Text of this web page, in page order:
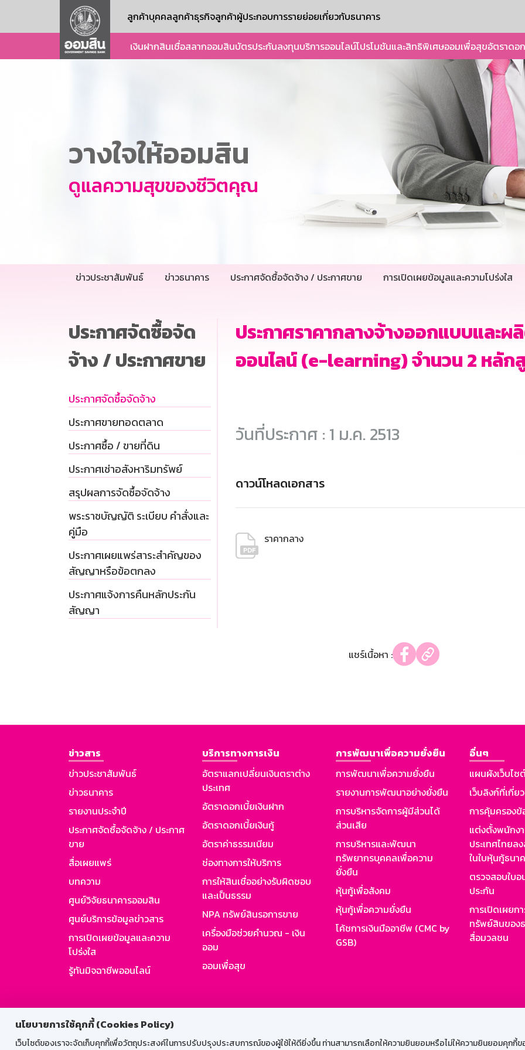
นโยบายการใช้คุกกี้ (Cookies Policy)
เว็บไซต์ของเราจะจัดเก็บคุกกี้เพื่อวัตถุประสงค์ในการปรับปรุงประสบการณ์ของผู้ใช้ให้ดียิ่งขึ้น ท่านสามารถเลือกให้ความยินยอมหรือไม่ให้ความยินยอมคุกกี้ข
ลูกค้าบุคคลลูกค้าธุรกิจลูกค้าผู้ประกอบการรายย่อยเกี่ยวกับธนาคาร
เงินฝากสินเชื่อสลากออมสินบัตรประกันลงทุนบริการออนไลน์โปรโมชันและสิทธิพิเศษออมเพื่อสุขอัตราดอ
วางใจให้ออมสิน
ดูแลความสุขของชีวิตคุณ
ข่าวประชาสัมพันธ์ ข่าวธนาคาร ประกาศจัดซื้อจัดจ้าง / ประกาศขาย การเปิดเผยข้อมูลและความโปร่งใส
ประกาศจัดซื้อจัด
จ้าง / ประกาศขาย
ประกาศจัดซื้อจัดจ้าง
ประกาศขายทอดตลาด
ประกาศซื้อ / ขายที่ดิน
ประกาศเช่าอสังหาริมทรัพย์
สรุปผลการจัดซื้อจัดจ้าง
พระราชบัญญัติ ระเบียบ คำสั่งและ
คู่มือ
ประกาศเผยแพร่สาระสำคัญของ
สัญญาหรือข้อตกลง
ประกาศแจ้งการคืนหลักประกัน
สัญญา
ประกาศราคากลางจ้างออกแบบและผ
ออนไลน์ (e-learning) จำนวน 2 หลัก
วันที่ประกาศ : 1 ม.ค. 2513
ดาวน์โหลดเอกสาร
ราคากลาง
แชร์เนื้อหา :
ข่าวสาร
ข่าวประชาสัมพันธ์
ข่าวธนาคาร
รายงานประจำปี
ประกาศจัดซื้อจัดจ้าง / ประกาศ
ขาย
สื่อเผยแพร่
บทความ
ศูนย์วิจัยธนาคารออมสิน
ศูนย์บริการข้อมูลข่าวสาร
การเปิดเผยข้อมูลและความ
โปร่งใส
รู้ทันมิจฉาชีพออนไลน์
บริการทางการเงิน
อัตราแลกเปลี่ยนเงินตราต่าง
ประเทศ
อัตราดอกเบี้ยเงินฝาก
อัตราดอกเบี้ยเงินกู้
อัตราค่าธรรมเนียม
ช่องทางการให้บริการ
การให้สินเชื่ออย่างรับผิดชอบ
และเป็นธรรม
NPA ทรัพย์สินรอการขาย
เครื่องมือช่วยคำนวณ - เงิน
ออม
ออมเพื่อสุข
การพัฒนาเพื่อความยั่งยืน
การพัฒนาเพื่อความยั่งยืน
รายงานการพัฒนาอย่างยั่งยืน
การบริหารจัดการผู้มีส่วนได้
ส่วนเสีย
การบริหารและพัฒนา
ทรัพยากรบุคคลเพื่อความ
ยั่งยืน
หุ้นกู้เพื่อสังคม
หุ้นกู้เพื่อความยั่งยืน
โค้ชการเงินมืออาชีพ (CMC by
GSB)
อื่นๆ
แผนผังเว็บไซ
เว็บลิงก์ที่เกี่ย
การคุ้มครอง
แต่งตั้งพนักง
ประเทศไทยล
ในใบหุ้นกู้ธนา
ตรวจสอบใบ
ประกัน
การเปิดเผยก
ทรัพย์สินของ
สื่อมวลชน